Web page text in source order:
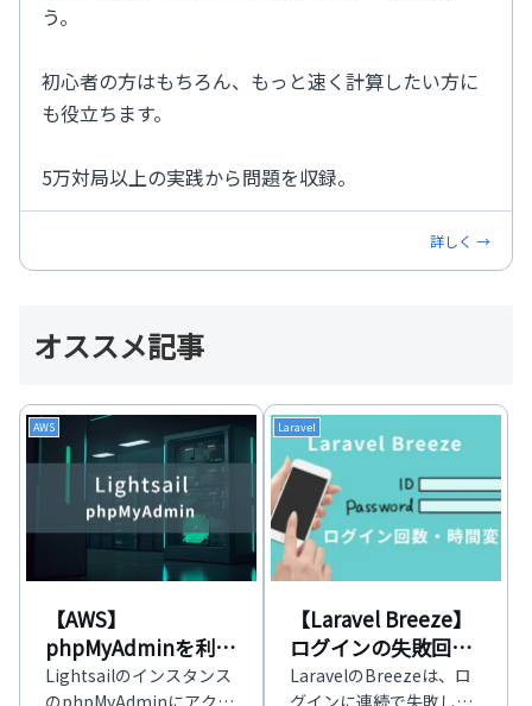
う。
初心者の方はもちろん、もっと速く計算したい方に
も役立ちます。
5万対局以上の実践から問題を収録。
詳しく →
オススメ記事
AWS
【AWS】
phpMyAdminを利用
する【Lightsail】
Lightsailのインスタンス
のphpMyAdminにアクセ
Laravel
【Laravel Breeze】
ログインの失敗回
数・ロック時間の変
LaravelのBreezeは、ロ
グインに連続で失敗した